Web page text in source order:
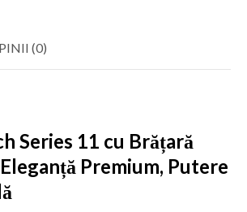
(0)
Series 11 cu Brățară
Premium, Putere